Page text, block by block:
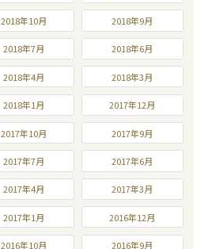
2018年10月 2018年9月
2018年7月 2018年6月
2018年4月 2018年3月
2018年1月 2017年12月
2017年10月 2017年9月
2017年7月 2017年6月
2017年4月 2017年3月
2017年1月 2016年12月
2016年10月 2016年9月